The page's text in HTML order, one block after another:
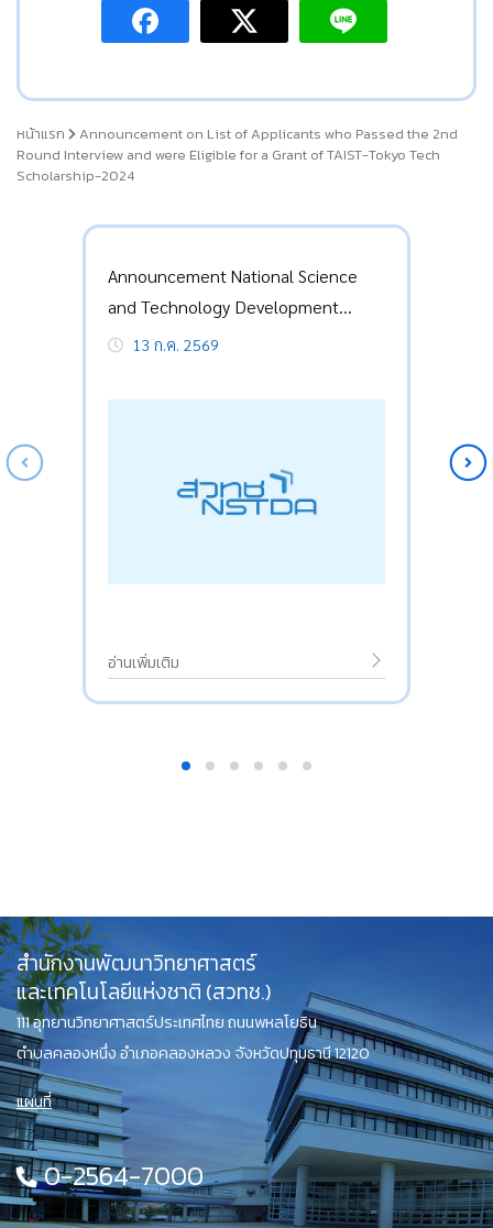
หน้าแรก
Announcement on List of Applicants who Passed the 2nd
Round Interview and were Eligible for a Grant of TAIST-Tokyo Tech
Scholarship-2024
Announcement National Science
and Technology Development
Agency Thailand Advanced Institute
Institute of Science Tokyo Program
Science Tokyo Scholarship Program,
Academic Year 2026
13 ก.ค. 2569
อ่านเพิ่มเติม
สำนักงานพัฒนาวิทยาศาสตร์
และเทคโนโลยีแห่งชาติ (สวทช.)
111 อุทยานวิทยาศาสตร์ประเทศไทย ถนนพหลโยธิน
ตำบลคลองหนึ่ง อำเภอคลองหลวง จังหวัดปทุมธานี 12120
แผนที่
0-2564-7000